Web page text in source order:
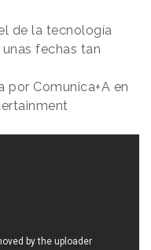
de la tecnología
fechas tan
por Comunica+A en